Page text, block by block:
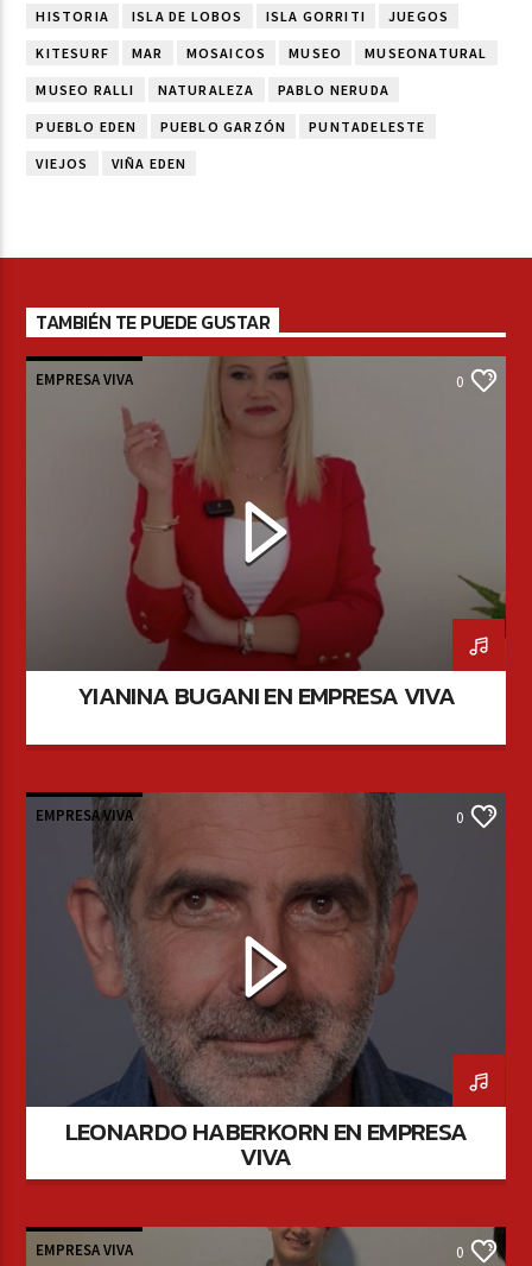
HISTORIA ISLA DE LOBOS ISLA GORRITI JUEGOS
KITESURF MAR MOSAICOS MUSEO MUSEONATURAL
MUSEO RALLI NATURALEZA PABLO NERUDA
PUEBLO EDEN PUEBLO GARZÓN PUNTADELESTE
VIEJOS VIÑA EDEN
TAMBIÉN TE PUEDE GUSTAR
EMPRESA VIVA 0
YIANINA BUGANI EN EMPRESA VIVA
EMPRESA VIVA 0
LEONARDO HABERKORN EN EMPRESA
VIVA
EMPRESA VIVA 0